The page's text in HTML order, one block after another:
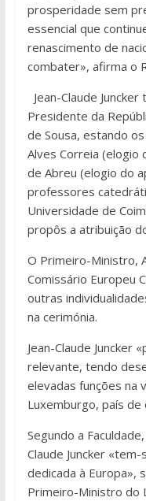
prosperidade sem
essencial que
renascimento de
combater», afirma o
Jean-Claude
Presidente da
de Sousa, estando
Alves Correia (elogio
de Abreu (elogio do
professores
Universidade de
propôs a atribuição
O Primeiro-Ministro,
Comissário Europeu
outras
na cerimónia.
Jean-Claude Juncker
relevante, tendo
elevadas funções na
Luxemburgo, país de
Segundo a
Claude Juncker
dedicada à Europa»,
Primeiro-Ministro do